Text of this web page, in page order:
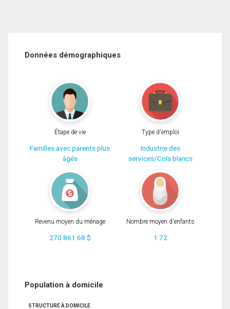
Données démographiques
Étape de vie
Familles avec parents plus
âgés
Type d'emploi
Industrie des
services/Cols blancs
Revenu moyen du ménage
270 861.68 $
Nombre moyen d'enfants
1.72
Population à domicile
STRUCTURE À DOMICILE